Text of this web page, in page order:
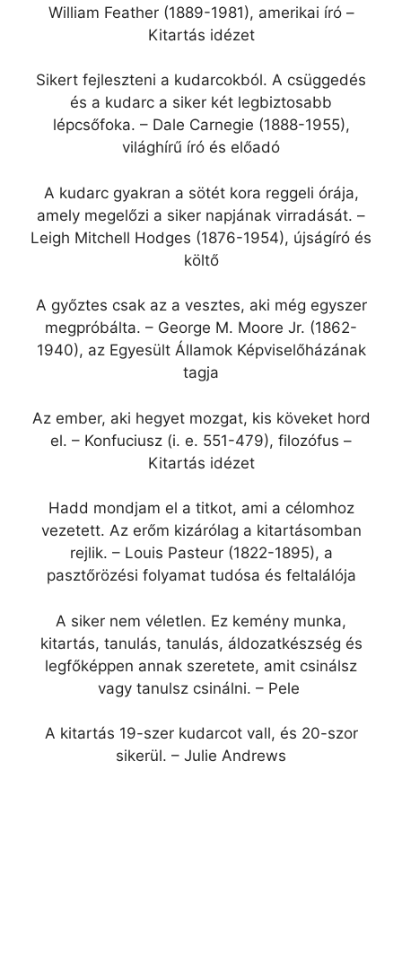
William Feather (1889-1981), amerikai író –
Kitartás idézet
Sikert fejleszteni a kudarcokból. A csüggedés
és a kudarc a siker két legbiztosabb
lépcsőfoka. – Dale Carnegie (1888-1955),
világhírű író és előadó
A kudarc gyakran a sötét kora reggeli órája,
amely megelőzi a siker napjának virradását. –
Leigh Mitchell Hodges (1876-1954), újságíró és
költő
A győztes csak az a vesztes, aki még egyszer
megpróbálta. – George M. Moore Jr. (1862-
1940), az Egyesült Államok Képviselőházának
tagja
Az ember, aki hegyet mozgat, kis köveket hord
el. – Konfuciusz (i. e. 551-479), filozófus –
Kitartás idézet
Hadd mondjam el a titkot, ami a célomhoz
vezetett. Az erőm kizárólag a kitartásomban
rejlik. – Louis Pasteur (1822-1895), a
pasztőrözési folyamat tudósa és feltalálója
A siker nem véletlen. Ez kemény munka,
kitartás, tanulás, tanulás, áldozatkészség és
legfőképpen annak szeretete, amit csinálsz
vagy tanulsz csinálni. – Pele
A kitartás 19-szer kudarcot vall, és 20-szor
sikerül. – Julie Andrews